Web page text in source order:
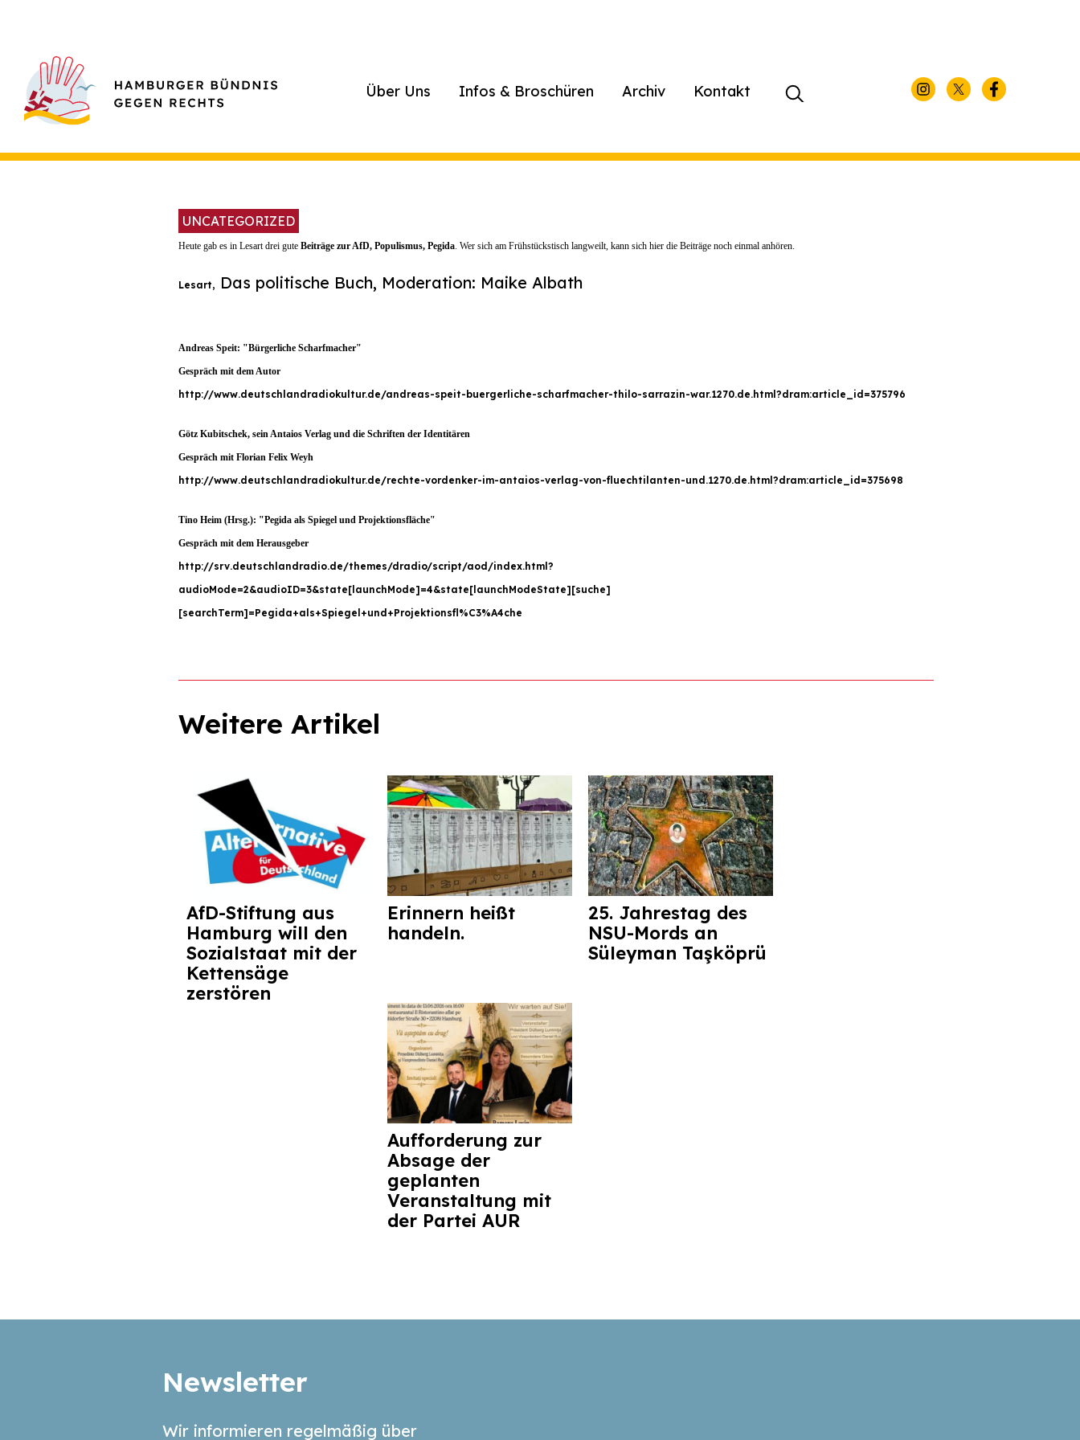
Über Uns Infos & Broschüren Archiv KontaktSuchen
UNCATEGORIZED
Heute gab es in Lesart drei gute Beiträge zur AfD, Populismus, Pegida. Wer sich am Frühstückstisch langweilt, kann sich hier die Beiträge noch einmal anhören.
Lesart, Das politische Buch, Moderation: Maike Albath
Andreas Speit: "Bürgerliche Scharfmacher"
Gespräch mit dem Autor
http://www.deutschlandradiokultur.de/andreas-speit-buergerliche-scharfmacher-thilo-sarrazin-war.1270.de.html?dram:article_id=375796
Götz Kubitschek, sein Antaios Verlag und die Schriften der Identitären
Gespräch mit Florian Felix Weyh
http://www.deutschlandradiokultur.de/rechte-vordenker-im-antaios-verlag-von-fluechtilanten-und.1270.de.html?dram:article_id=375698
Tino Heim (Hrsg.): "Pegida als Spiegel und Projektionsfläche"
Gespräch mit dem Herausgeber
http://srv.deutschlandradio.de/themes/dradio/script/aod/index.html?
audioMode=2&audioID=3&state[launchMode]=4&state[launchModeState][suche]
[searchTerm]=Pegida+als+Spiegel+und+Projektionsfl%C3%A4che
Weitere Artikel
AfD-Stiftung aus
Hamburg will den
Sozialstaat mit der
Kettensäge
zerstören
Erinnern heißt
handeln.
25. Jahrestag des
NSU-Mords an
Süleyman Taşköprü
Aufforderung zur
Absage der
geplanten
Veranstaltung mit
der Partei AUR
Newsletter
Wir informieren regelmäßig über